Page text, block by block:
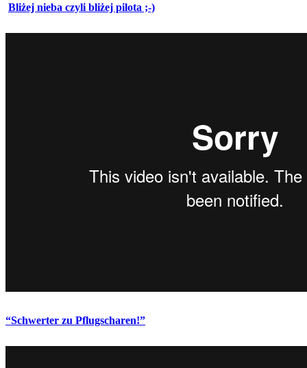
Bliżej nieba czyli bliżej pilota ;-)
“Schwerter zu Pflugscharen!”